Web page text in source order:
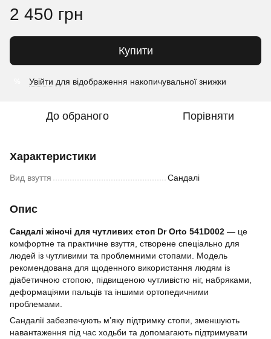
2 450 грн
Купити
Увійти для відображення накопичувальної знижки
До обраного Порівняти
Характеристики
Вид взуття Сандалі
Опис
Cандалі жіночі для чутливих стоп Dr Orto 541D002 — це
комфортне та практичне взуття, створене спеціально для
людей із чутливими та проблемними стопами. Модель
рекомендована для щоденного використання людям із
діабетичною стопою, підвищеною чутливістю ніг, набряками,
деформаціями пальців та іншими ортопедичними
проблемами.
Сандалії забезпечують м’яку підтримку стопи, зменшують
навантаження під час ходьби та допомагають підтримувати